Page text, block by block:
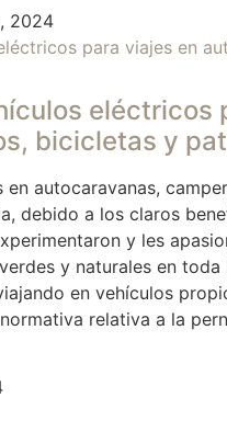
2024
eléctricos
bicicletas y
autocaravanas,
debido a los claros
y les
y naturales en toda
en vehículos
relativa a la